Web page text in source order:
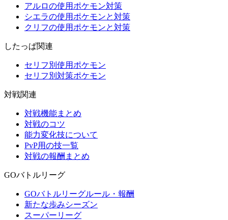
アルロの使用ポケモン対策
シエラの使用ポケモンと対策
クリフの使用ポケモンと対策
したっぱ関連
セリフ別使用ポケモン
セリフ別対策ポケモン
対戦関連
対戦機能まとめ
対戦のコツ
能力変化技について
PvP用の技一覧
対戦の報酬まとめ
GOバトルリーグ
GOバトルリーグルール・報酬
新たな歩みシーズン
スーパーリーグ